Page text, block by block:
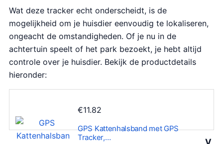
Wat deze tracker echt onderscheidt, is de
mogelijkheid om je huisdier eenvoudig te lokaliseren,
ongeacht de omstandigheden. Of je nu in de
achtertuin speelt of het park bezoekt, je hebt altijd
controle over je huisdier. Bekijk de productdetails
hieronder:
€11.82
GPS Kattenhalsband met GPS
Tracker,…
V